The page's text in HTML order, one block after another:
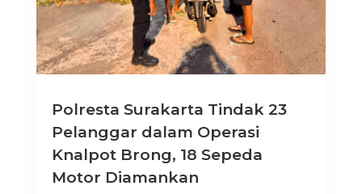
Polresta Surakarta Tindak 23
Pelanggar dalam Operasi
Knalpot Brong, 18 Sepeda
Motor Diamankan